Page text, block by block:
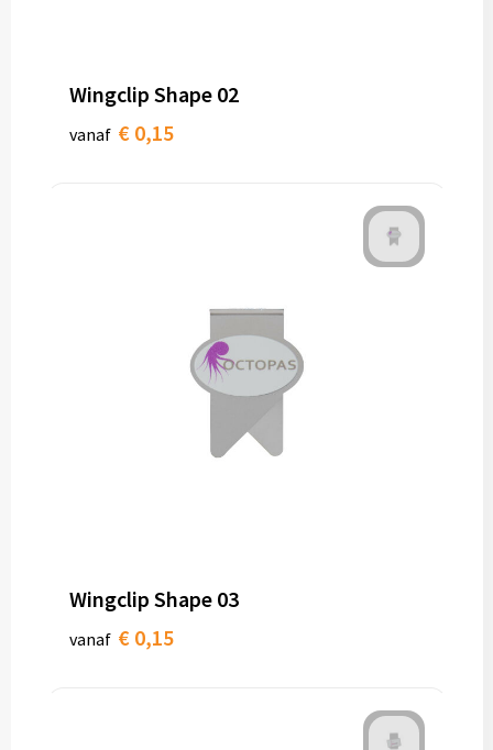
Wingclip Shape 02
vanaf € 0,15
Wingclip Shape 03
vanaf € 0,15